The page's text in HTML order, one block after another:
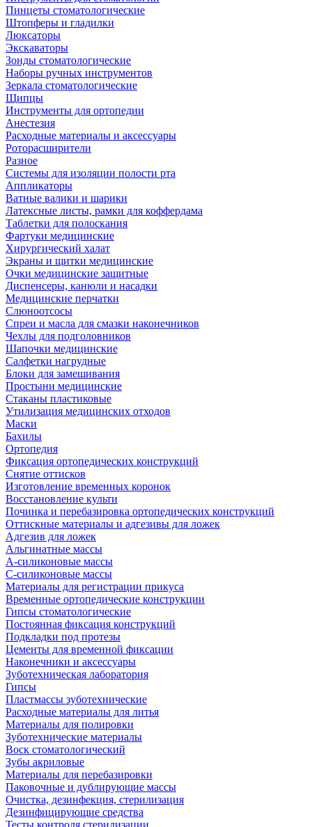
Пинцеты стоматологические
Штопферы и гладилки
Люксаторы
Экскаваторы
Зонды стоматологические
Наборы ручных инструментов
Зеркала стоматологические
Щипцы
Инструменты для ортопедии
Анестезия
Расходные материалы и аксессуары
Роторасширители
Разное
Системы для изоляции полости рта
Аппликаторы
Ватные валики и шарики
Латексные листы, рамки для коффердама
Таблетки для полоскания
Фартуки медицинские
Хирургический халат
Экраны и щитки медицинские
Очки медицинские защитные
Диспенсеры, канюли и насадки
Медицинские перчатки
Слюноотсосы
Спреи и масла для смазки наконечников
Чехлы для подголовников
Шапочки медицинские
Салфетки нагрудные
Блоки для замешивания
Простыни медицинские
Стаканы пластиковые
Утилизация медицинских отходов
Маски
Бахилы
Ортопедия
Фиксация ортопедических конструкций
Снятие оттисков
Изготовление временных коронок
Восстановление культи
Починка и перебазировка ортопедических конструкций
Оттискные материалы и адгезивы для ложек
Адгезив для ложек
Альгинатные массы
А-силиконовые массы
С-силиконовые массы
Материалы для регистрации прикуса
Временные ортопедические конструкции
Гипсы стоматологические
Постоянная фиксация конструкций
Подкладки под протезы
Цементы для временной фиксации
Наконечники и аксессуары
Зуботехническая лаборатория
Гипсы
Пластмассы зуботехнические
Расходные материалы для литья
Материалы для полировки
Зуботехнические материалы
Воск стоматологический
Зубы акриловые
Материалы для перебазировки
Паковочные и дублирующие массы
Очистка, дезинфекция, стерилизация
Дезинфицирующие средства
Тесты контроля стерилизации